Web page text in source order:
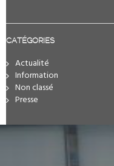
CATÉGORIES
Actualité
Information
Non classé
Presse